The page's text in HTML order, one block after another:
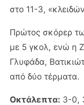
στο 11-3,
Πρώτος σκόρερ
με 5 γκολ, ενώ η
Γλυφάδα,
από δύο τέρματα.
Οκτάλεπτα: 3-0,